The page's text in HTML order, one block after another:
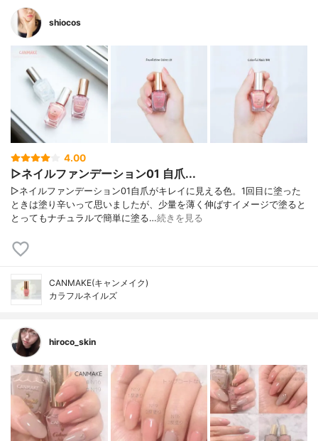
shiocos
4.00
▷ネイルファンデーション01 自爪...
▷ネイルファンデーション01自爪がキレイに見える色。1回目に塗った
ときは塗り辛いって思いましたが、少量を薄く伸ばすイメージで塗ると
とってもナチュラルで簡単に塗る…続きを見る
CANMAKE(キャンメイク)
カラフルネイルズ
hiroco_skin